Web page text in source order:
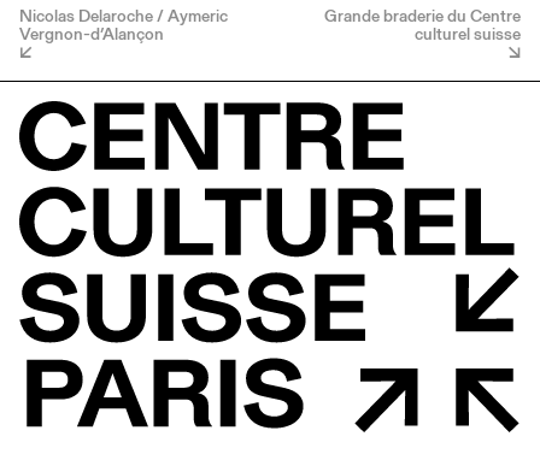
Nicolas Delaroche / Aymeric
Vergnon-d’Alançon
Grande braderie du Centre
culturel suisse